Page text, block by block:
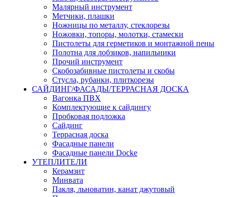
Малярный инструмент
Метчики, плашки
Ножницы по металлу, стеклорезы
Ножовки, топоры, молотки, стамески
Пистолеты для герметиков и монтажной пены
Полотна для лобзиков, напильники
Прочий инструмент
Скобозабивные пистолеты и скобы
Стусла, рубанки, плиткорезы
САЙДИНГ/ФАСАДЫ/ТЕРРАСНАЯ ДОСКА
Вагонка ПВХ
Комплектующие к сайдингу
Пробковая подложка
Сайдинг
Террасная доска
Фасадные панели
Фасадные панели Docke
УТЕПЛИТЕЛИ
Керамзит
Минвата
Пакля, льноватин, канат джутовый